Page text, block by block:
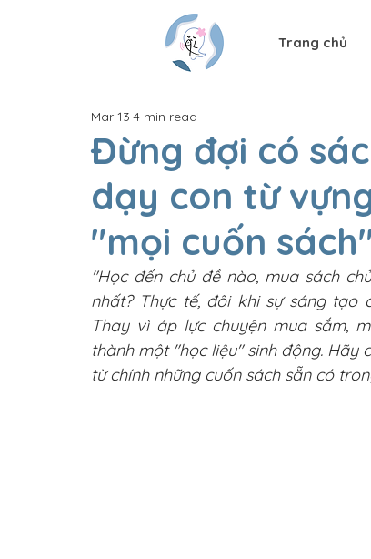
Trang chủ
Đừng đợi có
dạy con từ
"mọi cuốn
Mar 13 4 min read
"Học đến chủ đề nào, mua sách
nhất? Thực tế, đôi khi sự sáng tạo
Thay vì áp lực chuyện mua sắm,
thành một "học liệu" sinh động. Hãy
từ chính những cuốn sách sẵn có